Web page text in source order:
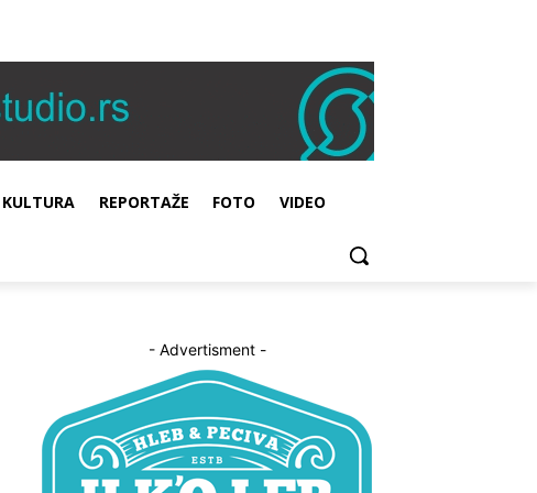
KULTURA REPORTAŽE FOTO VIDEO
- Advertisment -